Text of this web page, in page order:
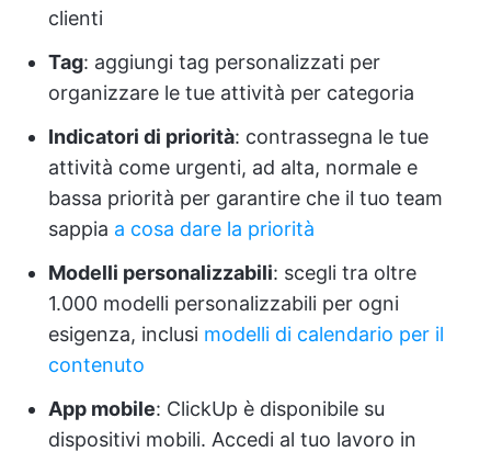
clienti
Tag: aggiungi tag personalizzati per
organizzare le tue attività per categoria
Indicatori di priorità: contrassegna le tue
attività come urgenti, ad alta, normale e
bassa priorità per garantire che il tuo team
sappia a cosa dare la priorità
Modelli personalizzabili: scegli tra oltre
1.000 modelli personalizzabili per ogni
esigenza, inclusi modelli di calendario per il
contenuto
App mobile: ClickUp è disponibile su
dispositivi mobili. Accedi al tuo lavoro in